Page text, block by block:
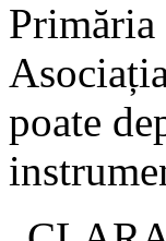
poate